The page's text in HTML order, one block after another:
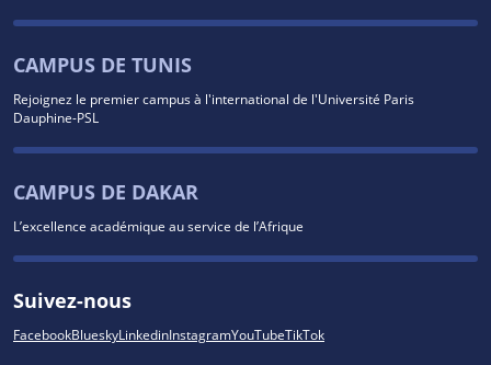
CAMPUS DE TUNIS
Rejoignez le premier campus à l'international de l'Université Paris
Dauphine-PSL
CAMPUS DE DAKAR
L’excellence académique au service de l’Afrique
Suivez-nous
FacebookBlueskyLinkedinInstagramYouTubeTikTok